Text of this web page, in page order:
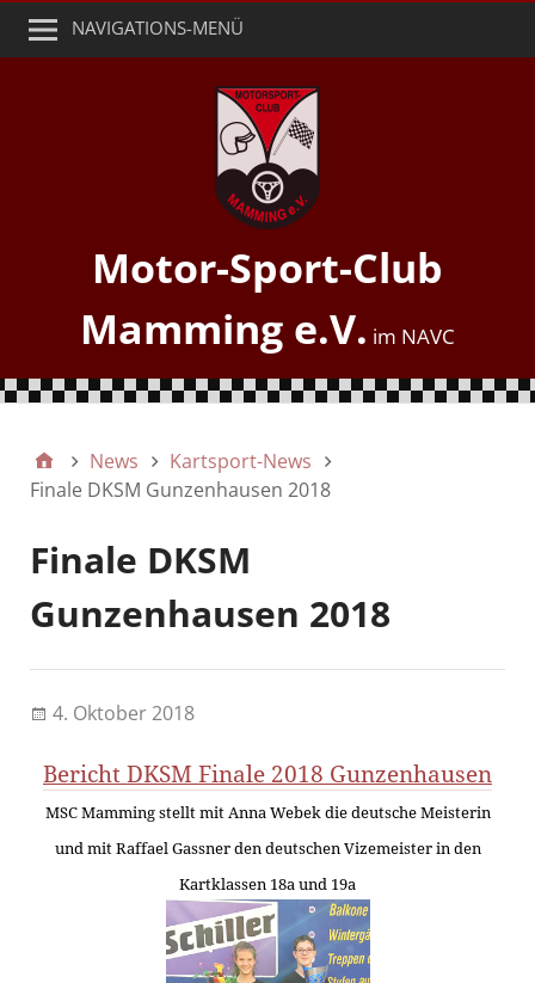
NAVIGATIONS-MENÜ
Motor-Sport-Club
Mamming e.V.
News
Kartsport-News
Finale DKSM Gunzenhausen 2018
Finale DKSM
Gunzenhausen 2018
4. Oktober 2018
Bericht DKSM Finale 2018 Gunzenhausen
MSC Mamming stellt mit Anna Webek die deutsche Meisterin
und mit Raffael Gassner den deutschen Vizemeister in den
Kartklassen 18a und 19a